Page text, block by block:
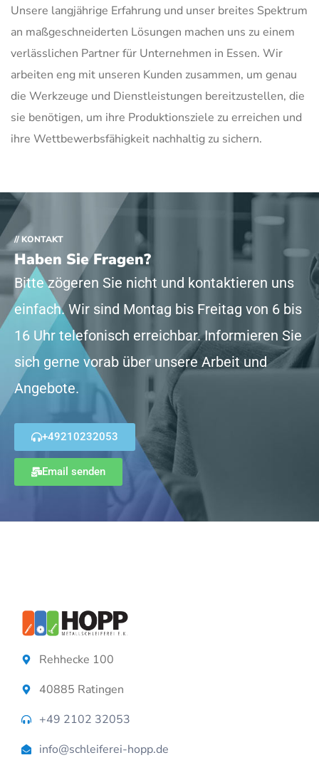
Unsere langjährige Erfahrung und unser breites Spektrum
an maßgeschneiderten Lösungen machen uns zu einem
verlässlichen Partner für Unternehmen in Essen. Wir
arbeiten eng mit unseren Kunden zusammen, um genau
die Werkzeuge und Dienstleistungen bereitzustellen, die
sie benötigen, um ihre Produktionsziele zu erreichen und
ihre Wettbewerbsfähigkeit nachhaltig zu sichern.
// KONTAKT
Haben Sie Fragen?
Bitte zögeren Sie nicht und kontaktieren uns
einfach. Wir sind Montag bis Freitag von 6 bis
16 Uhr telefonisch erreichbar. Informieren Sie
sich gerne vorab über unsere Arbeit und
Angebote.
+49210232053
Email senden
Rehhecke 100
40885 Ratingen
+49 2102 32053
info@schleiferei-hopp.de